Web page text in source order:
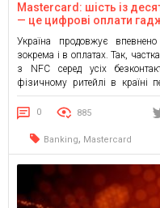
Mastercard: шість із
— це цифрові оплати
Україна продовжує
зокрема і в оплатах. Так,
з NFC серед усіх
фізичному ритейлі в країні
транзакційна статистика
словами Юрія Батхіна,
0 885
Banking, Mastercard